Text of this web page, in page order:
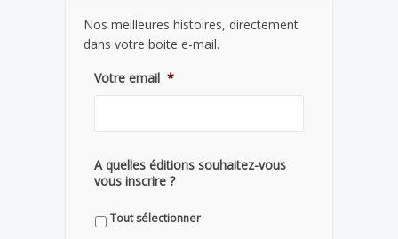
Nos meilleures histoires, directement
dans votre boite e-mail.
Votre email *
A quelles éditions souhaitez-vous
vous inscrire ?
Tout sélectionner